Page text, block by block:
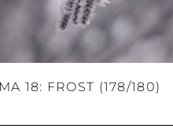
18: FROST (178/180)